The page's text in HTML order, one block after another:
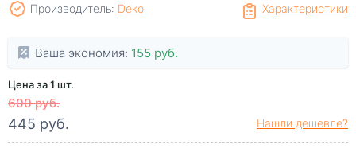
Характеристики
Производитель: Deko
Ваша экономия: 155 руб.
Цена за 1 шт.
600 руб.
445 руб. Нашли дешевле?